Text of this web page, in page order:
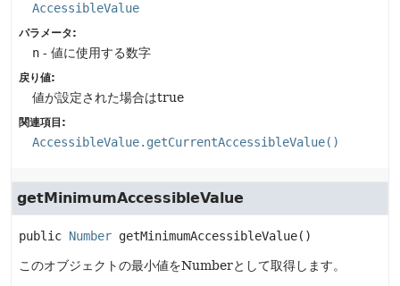
AccessibleValue
パラメータ:
n - 値に使用する数字
戻り値:
値が設定された場合はtrue
関連項目:
AccessibleValue.getCurrentAccessibleValue()
getMinimumAccessibleValue
public Number getMinimumAccessibleValue()
このオブジェクトの最小値をNumberとして取得します。